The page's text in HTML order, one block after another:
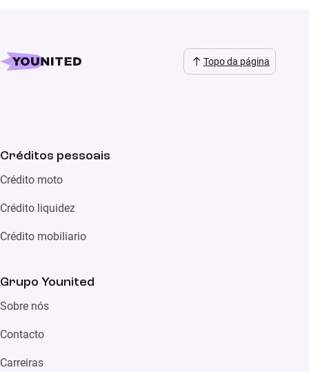
Topo da página
Créditos pessoais
Crédito moto
Crédito liquidez
Crédito mobiliario
Grupo Younited
Sobre nós
Contacto
Carreiras